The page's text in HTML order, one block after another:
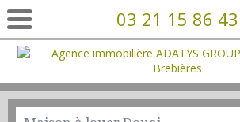
03 21 15 86 43